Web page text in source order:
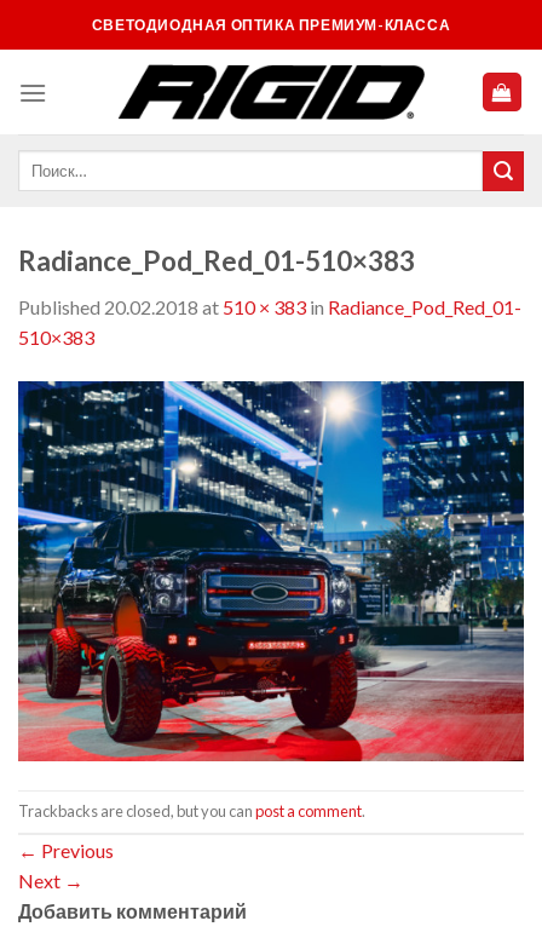
to
СВЕТОДИОДНАЯ ОПТИКА ПРЕМИУМ-КЛАССА
Radiance_Pod_Red_01-510×383
Published 20.02.2018 at 510 × 383 in Radiance_Pod_Red_01-
510×383
Trackbacks are closed, but you canpost a comment.
← Previous
Next →
Добавить комментарий